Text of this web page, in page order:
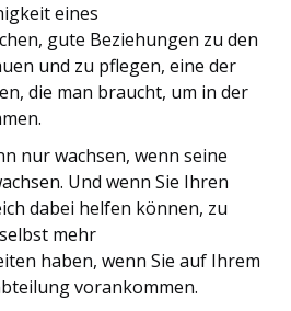
eines
gute Beziehungen zu den
und zu pflegen, eine der
die man braucht, um in der
nur wachsen, wenn seine
Und wenn Sie Ihren
dabei helfen können, zu
mehr
haben, wenn Sie auf Ihrem
vorankommen.